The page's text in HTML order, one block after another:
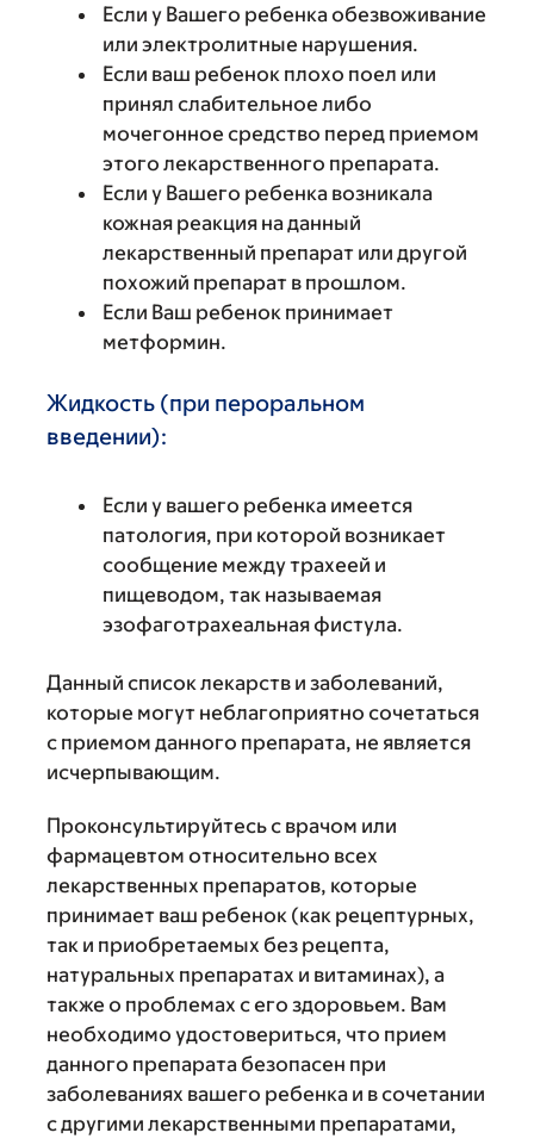
Если у Вашего ребенка обезвоживание
или электролитные нарушения.
Если ваш ребенок плохо поел или
принял слабительное либо
мочегонное средство перед приемом
этого лекарственного препарата.
Если у Вашего ребенка возникала
кожная реакция на данный
лекарственный препарат или другой
похожий препарат в прошлом.
Если Ваш ребенок принимает
метформин.
Жидкость (при пероральном
введении):
Если у вашего ребенка имеется
патология, при которой возникает
сообщение между трахеей и
пищеводом, так называемая
эзофаготрахеальная фистула.
Данный список лекарств и заболеваний,
которые могут неблагоприятно сочетаться
с приемом данного препарата, не является
исчерпывающим.
Проконсультируйтесь с врачом или
фармацевтом относительно всех
лекарственных препаратов, которые
принимает ваш ребенок (как рецептурных,
так и приобретаемых без рецепта,
натуральных препаратах и витаминах), а
также о проблемах с его здоровьем. Вам
необходимо удостовериться, что прием
данного препарата безопасен при
заболеваниях вашего ребенка и в сочетании
с другими лекарственными препаратами,